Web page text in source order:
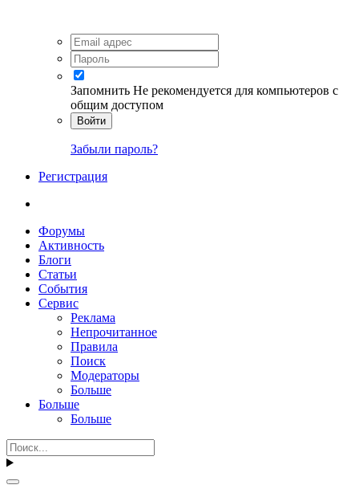
Запомнить Не рекомендуется для компьютеров с
общим доступом
Войти
Забыли пароль?
Регистрация
Форумы
Активность
Блоги
Статьи
События
Сервис
Реклама
Непрочитанное
Правила
Поиск
Модераторы
Больше
Больше
Больше